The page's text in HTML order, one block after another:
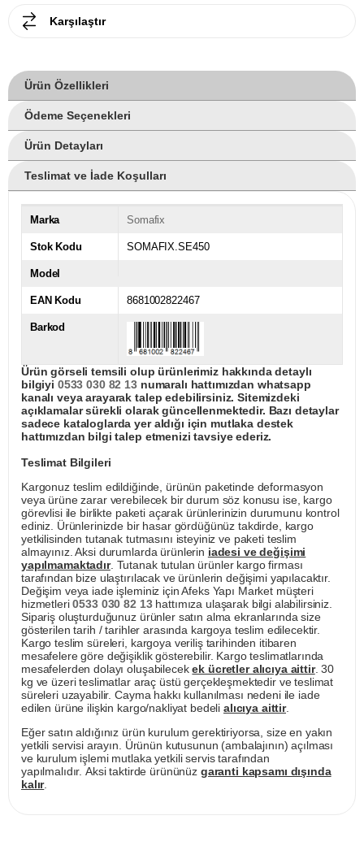
Karşılaştır
Ürün Özellikleri
Ödeme Seçenekleri
Ürün Detayları
Teslimat ve İade Koşulları
Marka Somafix
Stok Kodu SOMAFIX.SE450
Model
EAN Kodu 8681002822467
Barkod
Ürün görseli temsili olup ürünlerimiz hakkında detaylı
bilgiyi 0533 030 82 13numaralı hattımızdan whatsapp
kanalı veya arayarak talep edebilirsiniz. Sitemizdeki
açıklamalar sürekli olarak güncellenmektedir. Bazı detaylar
sadece kataloglarda yer aldığı için mutlaka destek
hattımızdan bilgi talep etmenizi tavsiye ederiz.
Teslimat Bilgileri
Kargonuz teslim edildiğinde, ürünün paketinde deformasyon
veya ürüne zarar verebilecek bir durum söz konusu ise, kargo
görevlisi ile birlikte paketi açarak ürünlerinizin durumunu kontrol
ediniz. Ürünlerinizde bir hasar gördüğünüz takdirde, kargo
yetkilisinden tutanak tutmasını isteyiniz ve paketi teslim
almayınız. Aksi durumlarda ürünlerin iadesi ve değişimi
yapılmamaktadır. Tutanak tutulan ürünler kargo firması
tarafından bize ulaştırılacak ve ürünlerin değişimi yapılacaktır.
Değişim veya iade işleminiz için Afeks Yapı Market müşteri
hizmetleri0533 030 82 13hattımıza ulaşarak bilgi alabilirsiniz.
Sipariş oluşturduğunuz ürünler satın alma ekranlarında size
gösterilen tarih / tarihler arasında kargoya teslim edilecektir.
Kargo teslim süreleri, kargoya veriliş tarihinden itibaren
mesafelere göre değişiklik gösterebilir. Kargo teslimatlarında
mesafelerden dolayı oluşabilecekek ücretler alıcıya aittir. 30
kg ve üzeri teslimatlar araç üstü gerçekleşmektedir ve teslimat
süreleri uzayabilir. Cayma hakkı kullanılması nedeni ile iade
edilen ürüne ilişkin kargo/nakliyat bedeli alıcıya aittir.
Eğer satın aldığınız ürün kurulum gerektiriyorsa, size en yakın
yetkili servisi arayın. Ürünün kutusunun (ambalajının) açılması
ve kurulum işlemi mutlaka yetkili servis tarafından
yapılmalıdır. Aksi taktirde ürününüz garanti kapsamı dışında
kalır.